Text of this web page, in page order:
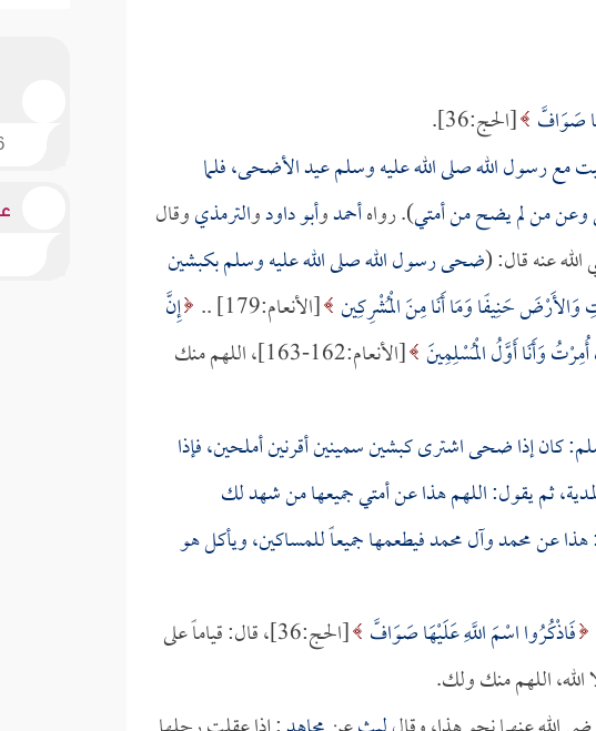
صَوَافَّ [الحج:36].
مع رسول الله صلى الله عليه وسلم عيد الأضحى، فلما
وعن من لم يضح من أمتي). رواهأحمدوأبو داودوالترمذيوقال
عنه قال: (ضحى رسول الله صلى الله عليه وسلم بكبشين
حَنِيفًا وَمَا أَنَا مِنَ الْمُشْرِكِين [الأنعام:179] ..
إِنَّ
وَأَنَا أَوَّلُ الْمُسْلِمِينَ
[الأنعام:162-163]، اللهم منك
كان إذا ضحى اشترى كبشين سمينين أقرنين أملحين، فإذا
ثم يقول: اللهم هذا عن أمتي جميعها من شهد لك
هذا عن محمد وآل محمد فيطعمها جميعاً للمساكين، ويأكل هو
فَاذْكُرُوا اسْمَ اللَّهِ عَلَيْهَا صَوَافَّ
[الحج:36]، قال: قياماً على
الله، اللهم منك ولك.